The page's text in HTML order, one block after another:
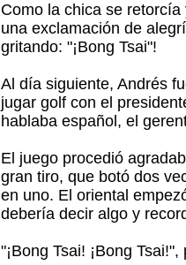
Como la chica se
una exclamación de
gritando: "¡Bong Tsai"!
Al día siguiente, Andrés
jugar golf con el
hablaba español, el
El juego procedió
gran tiro, que botó dos
en uno. El oriental
debería decir algo y
"¡Bong Tsai! ¡Bong